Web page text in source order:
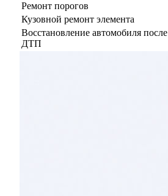
Ремонт порогов
Кузовной ремонт элемента
Восстановление автомобиля после
ДТП